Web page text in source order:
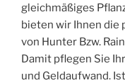
gleichmäßiges
bieten wir Ihnen die
von Hunter Bzw.
Damit pflegen Sie
und Geldaufwand.